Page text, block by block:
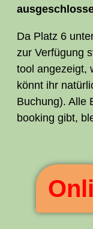
Da Platz 6
zur Ver­fü­gung
tool ange­zeigt,
könnt ihr
Buchung). Alle
boo­king gibt,